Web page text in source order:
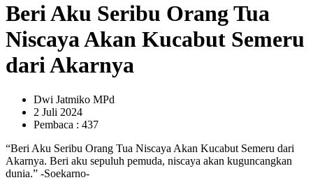
Beri Aku Seribu Orang Tua
Niscaya Akan Kucabut Semeru
dari Akarnya
Dwi Jatmiko MPd
2 Juli 2024
Pembaca : 437
“Beri Aku Seribu Orang Tua Niscaya Akan Kucabut Semeru dari
Akarnya. Beri aku sepuluh pemuda, niscaya akan kuguncangkan
dunia.” -Soekarno-